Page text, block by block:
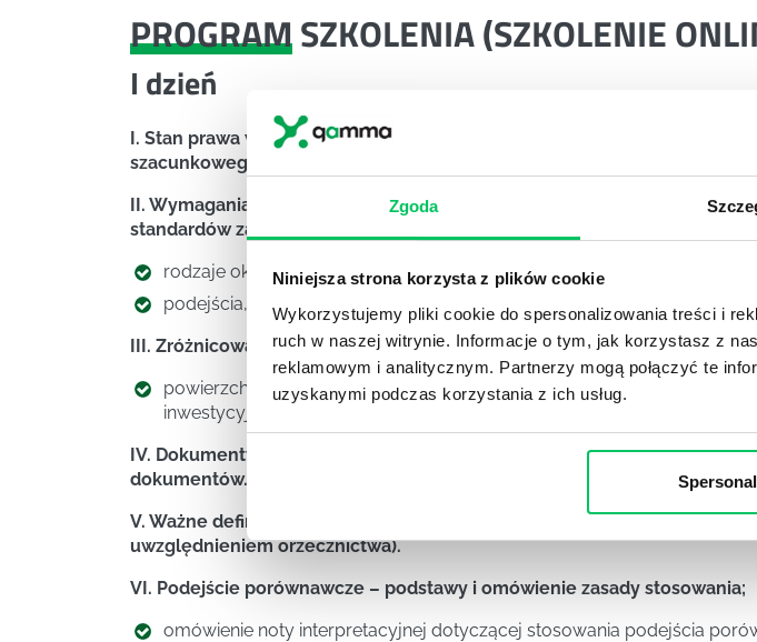
Zgoda
Niniejsza strona korzysta z plików cookie
Wykorzystujemy pliki cookie do spersonalizowania treści i
ruch w naszej witrynie. Informacje o tym, jak korzystasz z
reklamowym i analitycznym. Partnerzy mogą połączyć te
uzyskanymi podczas korzystania z ich usług.
PROGRAMSZKOLENIA (SZKOLENIE
I dzień
I. Stan prawa w zakresie wyceny nieruchomości oraz zasady
szacunkowego
II. Wymagania dotyczące sporządzenia operatu szacunkowego
standardów zawodowych, w tym:
rodzaje określanych wartości,
podejścia, metody i techniki wyceny.
III. Zróżnicowanie podejść, metod i technik wycen – pod kątem rodzaju
powierzchnie biurowe, lokale użytkowe, centra handlowe, magazyny,
inwestycyjne
IV. Dokumenty źródłowe (związane z nieruchomością, gruntem, budową
dokumentów.
V. Ważne definicje – nieruchomość podobna, stan nieruchomości,
uwzględnieniem orzecznictwa).
VI. Podejście porównawcze – podstawy i omówienie zasady stosowania;
omówienie noty interpretacyjnej dotyczącej stosowania podejścia